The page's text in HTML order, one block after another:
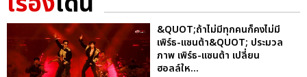
&QUOT;ถ้าไม่มีทุกคนก็คงไม่มี
เพิร์ธ-แซนต้า&QUOT; ประมวล
ภาพ เพิร์ธ-แซนต้า เปลี่ยน
ฮอลล์ให...